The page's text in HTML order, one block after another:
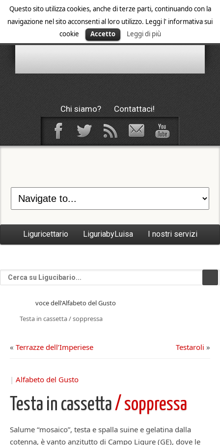
Questo sito utilizza cookies, anche di terze parti, continuando con la
navigazione nel sito acconsenti al loro utilizzo. Leggi l' informativa sui
cookie
Accetto Leggi di più
Chi siamo? Contattaci!
Liguricettario LiguriabyLuisa I nostri servizi
voce dell'Alfabeto del Gusto
Testa in cassetta / soppressa
« Terrazze dell’Imperiese Testaroli »
| Alfabeto del Gusto
Testa in cassetta/ soppressa
Salume “mosaico”, testa e spalla suine e gelatina dalla
cotenna, è vanto anzitutto di Campo Ligure (GE), dove le